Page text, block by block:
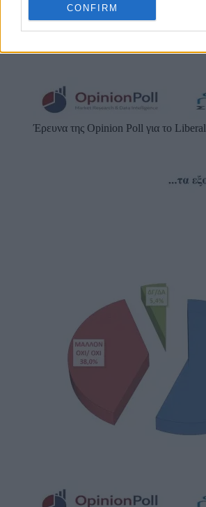
CONFIRM
Έρευνα της Opinion Poll για το Liberal